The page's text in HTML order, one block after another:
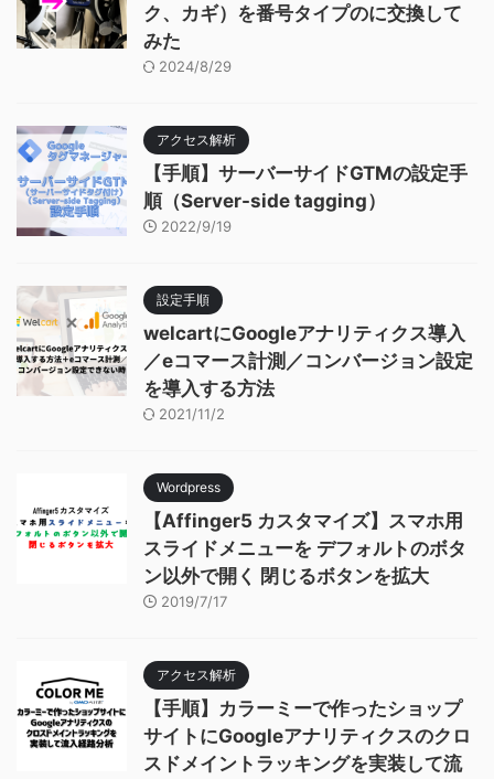
ク、カギ）を番号タイプのに交換して
みた
2024/8/29
アクセス解析
【手順】サーバーサイドGTMの設定手
順（Server-side tagging）
2022/9/19
設定手順
welcartにGoogleアナリティクス導入
／eコマース計測／コンバージョン設定
を導入する方法
2021/11/2
Wordpress
【Affinger5 カスタマイズ】スマホ用
スライドメニューを デフォルトのボタ
ン以外で開く 閉じるボタンを拡大
2019/7/17
アクセス解析
【手順】カラーミーで作ったショップ
サイトにGoogleアナリティクスのクロ
スドメイントラッキングを実装して流